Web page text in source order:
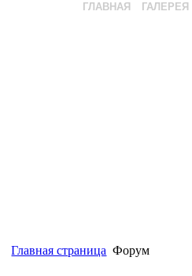
ГЛАВНАЯ ГАЛЕРЕЯ
Главная страница Форум